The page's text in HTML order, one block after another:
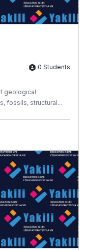
0 Students
geological
fossils, structural...